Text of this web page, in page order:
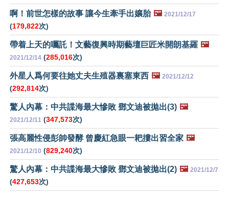
啊！前世怎樣的故事 讓今生牽手出孃胎 🖼️ 2021/12/17
(179,822次)
帶着上天的囑託！文藝復興時期藝壇巨匠米開朗基羅 🖼️
2021/12/14 (285,016次)
外星人爲何要往她丈夫生殖器裏塞東西 🖼️ 2021/12/12
(292,814次)
驚人內幕：中共諜海最大慘敗 鄧文迪被拋出(3) 🖼️
2021/12/11 (347,573次)
張高麗性侵彭帥發酵 曾慶紅急眼一耙摟出習全家 🖼️
2021/12/10 (829,240次)
驚人內幕：中共諜海最大慘敗 鄧文迪被拋出(2) 🖼️ 2021/12/7
(427,653次)